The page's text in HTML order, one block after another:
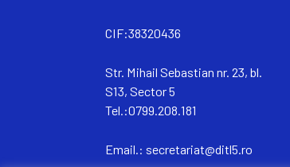
CIF:38320436
Str. Mihail Sebastian nr. 23, bl.
S13, Sector 5
Tel.:0799.208.181
Email.: secretariat@ditl5.ro